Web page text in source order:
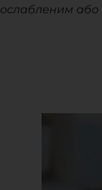
ослабленим або